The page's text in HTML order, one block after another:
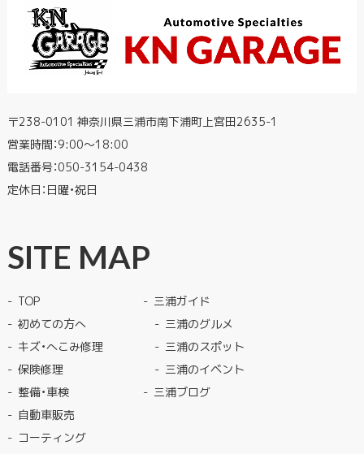
〒238-0101 神奈川県三浦市南下浦町上宮田2635-1
営業時間：9:00〜18:00
電話番号：050-3154-0438
定休日：日曜・祝日
SITE MAP
TOP
初めての方へ
キズ・へこみ修理
保険修理
整備・車検
自動車販売
コーティング
三浦ガイド
三浦のグルメ
三浦のスポット
三浦のイベント
三浦ブログ